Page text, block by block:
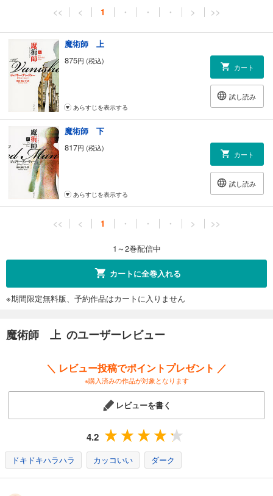
<< < 1 ・ ・ ・ > >>
魔術師 上
875円 (税込)
カート
試し読み
あらすじを表示する
魔術師 下
817円 (税込)
カート
試し読み
あらすじを表示する
<< < 1 ・ ・ ・ > >>
1～2巻配信中
カートに全巻入れる
※期間限定無料版、予約作品はカートに入りません
魔術師 上 のユーザーレビュー
＼ レビュー投稿でポイントプレゼント ／
※購入済みの作品が対象となります
レビューを書く
4.2
ドキドキハラハラ カッコいい ダーク